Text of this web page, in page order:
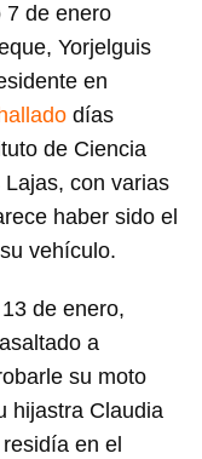
7 de enero
Yorjelguis
en
días
de Ciencia
con varias
haber sido el
vehículo.
de enero,
a
su moto
hijastra Claudia
en el